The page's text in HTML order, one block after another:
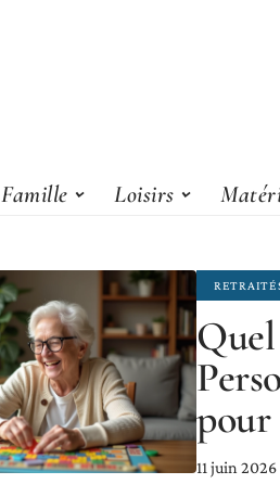
Famille Loisirs
pour
11 juin 2026